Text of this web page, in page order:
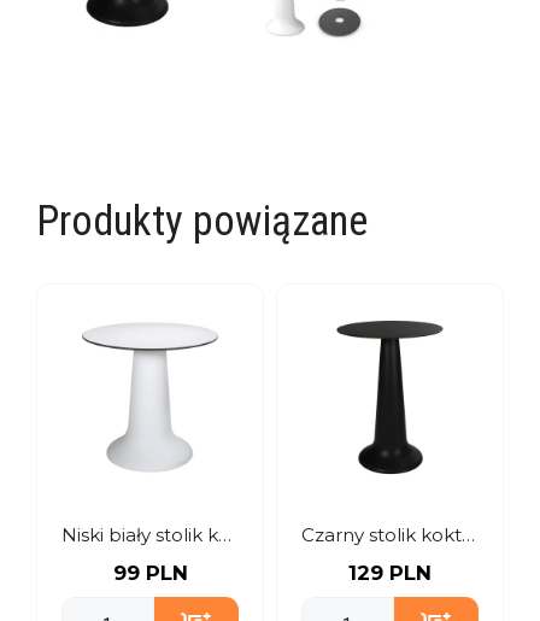
Produkty powiązane
Niski biały stolik koktajlowy z podświetleniem
99 PLN
Czarny stolik koktajlowy z podświetleniem
129 PLN